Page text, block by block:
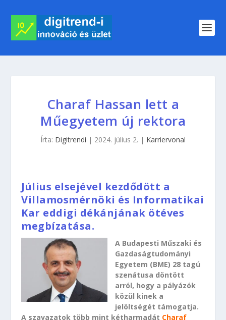
Charaf Hassan lett a
Műegyetem új rektora
Írta: Digitrendi | 2024. július 2. | Karriervonal
Július elsejével kezdődött a
Villamosmérnöki és Informatikai
Kar eddigi dékánjának ötéves
megbízatása.
A Budapesti Műszaki és
Gazdaságtudományi
Egyetem (BME) 28 tagú
szenátusa döntött
arról, hogy a pályázók
közül kinek a
jelöltségét támogatja.
A szavazatok több mint kétharmadát Charaf